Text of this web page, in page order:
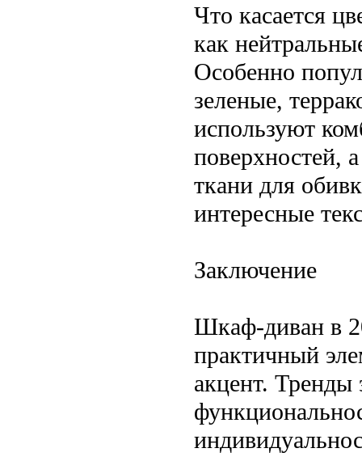
Что касается
как
Особенно
зеленые,
используют
поверхностей,
ткани для
интересные
Заключение
Шкаф-диван в
практичный
акцент. Тренды